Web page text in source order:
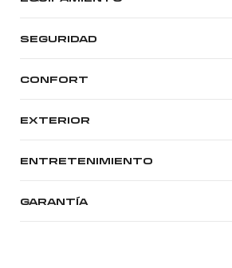
SEGURIDAD
CONFORT
EXTERIOR
ENTRETENIMIENTO
GARANTÍA